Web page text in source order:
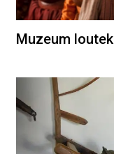
Muzeum loutek